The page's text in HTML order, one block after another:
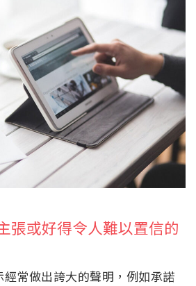
張或好得令人難以置信的
常做出誇大的聲明，例如承諾